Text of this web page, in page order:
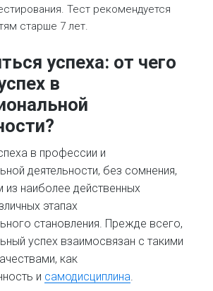
Тест рекомендуется
старше 7 лет.
успеха: от чего
в
в профессии и
деятельности, без сомнения,
из наиболее действенных
этапах
становления. Прежде всего,
успех взаимосвязан с такими
как
и самодисциплина.